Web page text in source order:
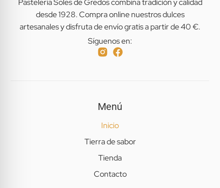
Pastelería Soles de Gredos combina tradición y calidad
desde 1928. Compra online nuestros dulces
artesanales y disfruta de envío gratis a partir de 40 €.
Síguenos en:
Menú
Inicio
Tierra de sabor
Tienda
Contacto